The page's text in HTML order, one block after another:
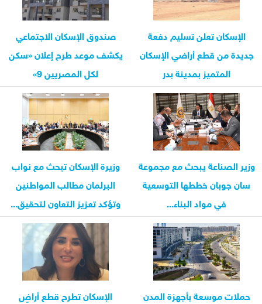
الإسكان تعلن تسليم دفعة
جديدة من قطع أراضي الإسكان
المتميز بمدينة بدر
صندوق الإسكان الاجتماعي
يكشف موعد طرح إعلان «سكن
لكل المصريين 9»
وزير الصناعة يبحث مع مجموعة
سان جوبان خططها التوسعية
في مواد البناء...
وزيرة الإسكان تبحث مع نواب
البرلمان مطالب المواطنين
وتؤكد تعزيز التعاون لتحقيق...
حملات موسعة بأجهزة المدن
الإسكان تطرح قطع أراضٍ